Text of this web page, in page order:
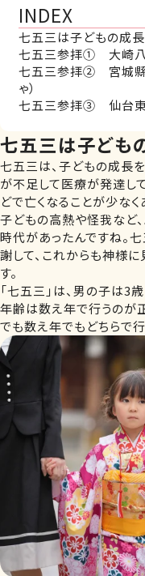
INDEX
七五三は子どもの成
七五三参拝① 大崎八幡
七五三参拝② 宮城縣
ゃ）
七五三参拝③ 仙台東照
七五三は子ども
七五三は、子どもの成長
が不足して医療が発達し
どで亡くなることが少なく
子どもの高熱や怪我など
時代があったんですね。
謝して、これからも神様に
す。
「七五三」は、男の子は3
年齢は数え年で行うのが
でも数え年でもどちらで行